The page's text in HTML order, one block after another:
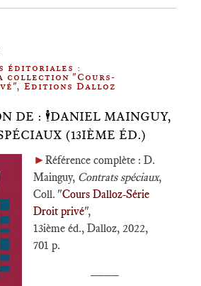
éditoriales :
collection "Cours-
Editions Dalloz
DE : 🕴️DANIEL MAINGUY,
(13IÈME ÉD.)
► Référence complète : D.
Mainguy, Contrats spéciaux,
Coll. "Cours Dalloz-Série
Droit privé",
13ième éd., Dalloz, 2022,
701 p.